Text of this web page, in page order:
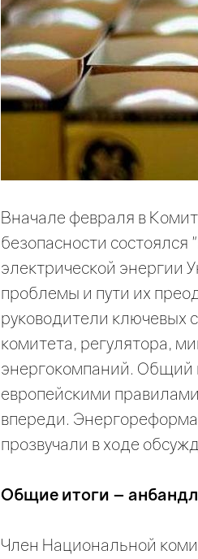
Вначале февраля в
безопасности
электрической энергии
проблемы и пути их
руководители ключевых
комитета, регулятора,
энергокомпаний. Общий
европейскими
впереди.
прозвучали в ходе
Общие итоги –
Член Национальной